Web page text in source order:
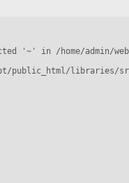
'~' in /home/admin/
public_html/libraries/